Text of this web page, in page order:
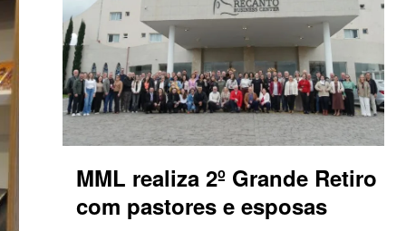
MML realiza 2º Grande Retiro
com pastores e esposas